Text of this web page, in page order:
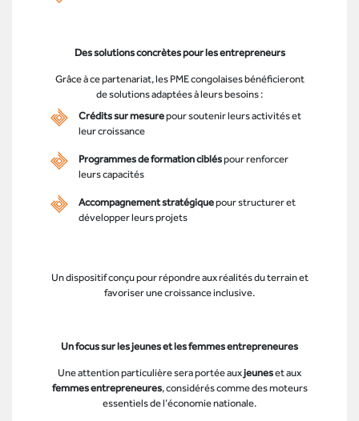
Des solutions concrètes pour les entrepreneurs
Grâce à ce partenariat, les PME congolaises bénéficieront
de solutions adaptées à leurs besoins :
Crédits sur mesurepour soutenir leurs activités et
leur croissance
Programmes de formation cibléspour renforcer
leurs capacités
Accompagnement stratégiquepour structurer et
développer leurs projets
Un dispositif conçu pour répondre aux réalités du terrain et
favoriser une croissance inclusive.
Un focus sur les jeunes et les femmes entrepreneures
Une attention particulière sera portée auxjeuneset aux
femmes entrepreneures, considérés comme des moteurs
essentiels de l’économie nationale.